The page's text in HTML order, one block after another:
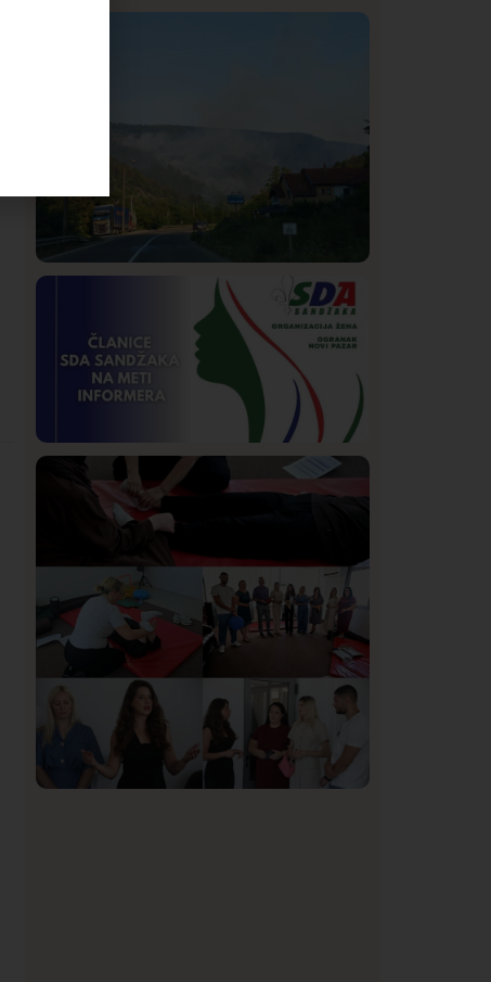
Požar od Magliča do Ušća, brda u
plamenu – vatrogasci na terenu
Politika 171
Organizacija žena SDA Sandžaka osudila
tekst Informera o Anisi Fetahović i Adeli